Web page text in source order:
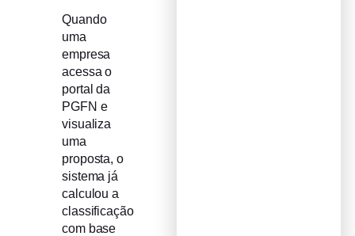
Quando
uma
empresa
acessa o
portal da
PGFN e
visualiza
uma
proposta, o
sistema já
calculou a
classificação
com base